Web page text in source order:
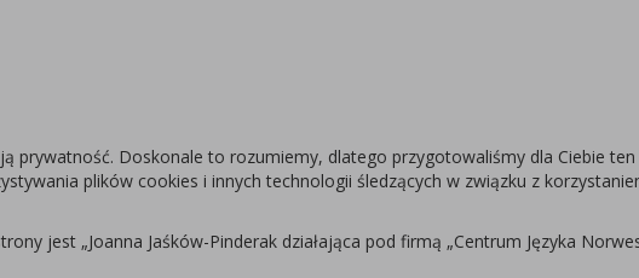
prywatność. Doskonale to rozumiemy, dlatego przygotowaliśmy dla Ciebie
plików cookies i innych technologii śledzących w związku z
jest „Joanna Jaśków-Pinderak działająca pod firmą „Centrum Języka